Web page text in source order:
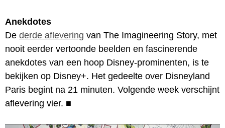
Anekdotes
De derde aflevering van The Imagineering Story, met
nooit eerder vertoonde beelden en fascinerende
anekdotes van een hoop Disney-prominenten, is te
bekijken op Disney+. Het gedeelte over Disneyland
Paris begint na 21 minuten. Volgende week verschijnt
aflevering vier. ■